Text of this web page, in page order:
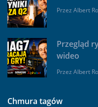
Przez Albert
Przegląd
wideo
Przez Albert
Chmura tagów